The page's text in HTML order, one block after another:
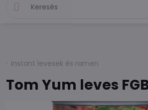
Instant levesek és ramen
Tom Yum leves